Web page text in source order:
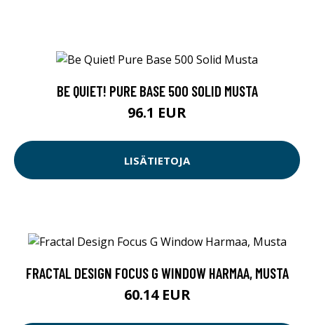
BE QUIET! PURE BASE 500 SOLID MUSTA
96.1 EUR
LISÄTIETOJA
FRACTAL DESIGN FOCUS G WINDOW HARMAA, MUSTA
60.14 EUR